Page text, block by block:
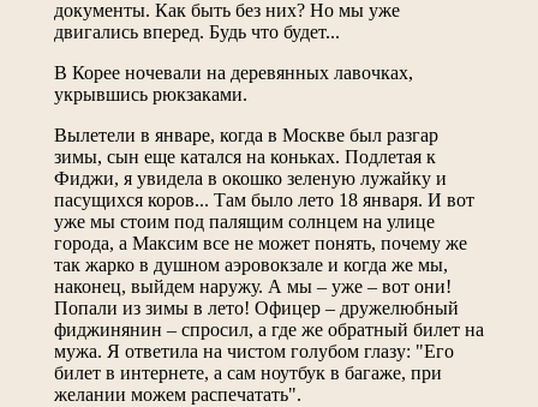
документы. Как быть без них? Но мы уже
двигались вперед. Будь что будет...
В Корее ночевали на деревянных лавочках,
укрывшись рюкзаками.
Вылетели в январе, когда в Москве был разгар
зимы, сын еще катался на коньках. Подлетая к
Фиджи, я увидела в окошко зеленую лужайку и
пасущихся коров... Там было лето 18 января. И вот
уже мы стоим под палящим солнцем на улице
города, а Максим все не может понять, почему же
так жарко в душном аэровокзале и когда же мы,
наконец, выйдем наружу. А мы – уже – вот они!
Попали из зимы в лето! Офицер – дружелюбный
фиджинянин – спросил, а где же обратный билет на
мужа. Я ответила на чистом голубом глазу: "Его
билет в интернете, а сам ноутбук в багаже, при
желании можем распечатать".